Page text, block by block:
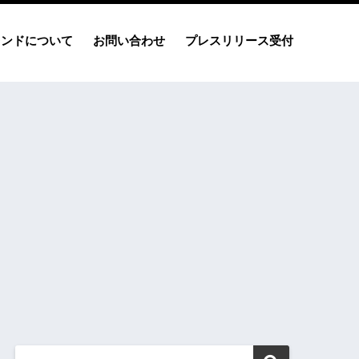
ドについて お問い合わせ プレスリリース受付